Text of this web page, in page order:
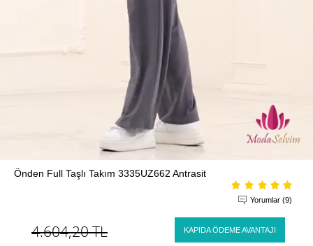
Önden Full Taşlı Takım 3335UZ662 Antrasit
Yorumlar (9)
4.604,20TL KAPIDA ÖDEME AVANTAJI